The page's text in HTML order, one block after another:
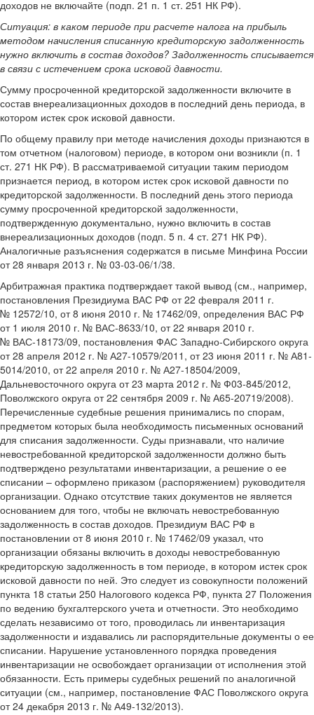
доходов не включайте (подп. 21 п. 1 ст. 251 НК РФ).
Ситуация: в каком периоде при расчете налога на прибыль
методом начисления списанную кредиторскую задолженность
нужно включить в состав доходов? Задолженность списывается
в связи с истечением срока исковой давности.
Сумму просроченной кредиторской задолженности включите в
состав внереализационных доходов в последний день периода, в
котором истек срок исковой давности.
По общему правилу при методе начисления доходы признаются в
том отчетном (налоговом) периоде, в котором они возникли (п. 1
ст. 271 НК РФ). В рассматриваемой ситуации таким периодом
признается период, в котором истек срок исковой давности по
кредиторской задолженности. В последний день этого периода
сумму просроченной кредиторской задолженности,
подтвержденную документально, нужно включить в состав
внереализационных доходов (подп. 5 п. 4 ст. 271 НК РФ).
Аналогичные разъяснения содержатся в письме Минфина России
от 28 января 2013 г. № 03-03-06/1/38.
Арбитражная практика подтверждает такой вывод (см., например,
постановления Президиума ВАС РФ от 22 февраля 2011 г.
№ 12572/10, от 8 июня 2010 г. № 17462/09, определения ВАС РФ
от 1 июля 2010 г. № ВАС-8633/10, от 22 января 2010 г.
№ ВАС-18173/09, постановления ФАС Западно-Сибирского округа
от 28 апреля 2012 г. № А27-10579/2011, от 23 июня 2011 г. № А81-
5014/2010, от 22 апреля 2010 г. № А27-18504/2009,
Дальневосточного округа от 23 марта 2012 г. № Ф03-845/2012,
Поволжского округа от 22 сентября 2009 г. № А65-20719/2008).
Перечисленные судебные решения принимались по спорам,
предметом которых была необходимость письменных оснований
для списания задолженности. Суды признавали, что наличие
невостребованной кредиторской задолженности должно быть
подтверждено результатами инвентаризации, а решение о ее
списании – оформлено приказом (распоряжением) руководителя
организации. Однако отсутствие таких документов не является
основанием для того, чтобы не включать невостребованную
задолженность в состав доходов. Президиум ВАС РФ в
постановлении от 8 июня 2010 г. № 17462/09 указал, что
организации обязаны включить в доходы невостребованную
кредиторскую задолженность в том периоде, в котором истек срок
исковой давности по ней. Это следует из совокупности положений
пункта 18 статьи 250 Налогового кодекса РФ, пункта 27 Положения
по ведению бухгалтерского учета и отчетности. Это необходимо
сделать независимо от того, проводилась ли инвентаризация
задолженности и издавались ли распорядительные документы о ее
списании. Нарушение установленного порядка проведения
инвентаризации не освобождает организации от исполнения этой
обязанности. Есть примеры судебных решений по аналогичной
ситуации (см., например, постановление ФАС Поволжского округа
от 24 декабря 2013 г. № А49-132/2013).